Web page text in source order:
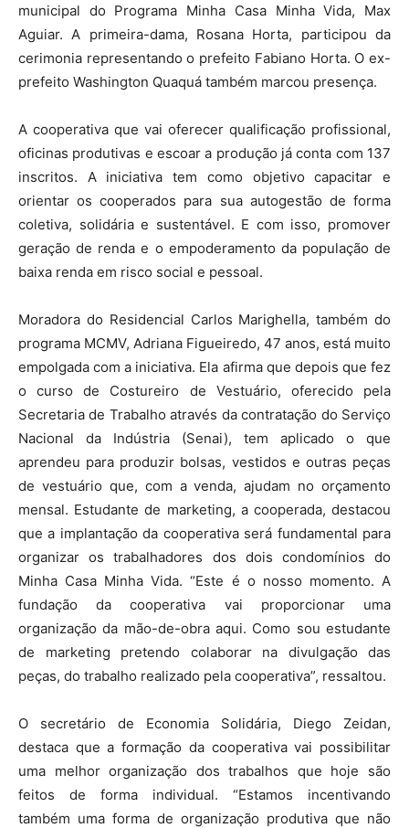
municipal do Programa Minha Casa Minha Vida, Max
Aguiar. A primeira-dama, Rosana Horta, participou da
cerimonia representando o prefeito Fabiano Horta. O ex-
prefeito Washington Quaquá também marcou presença.
A cooperativa que vai oferecer qualificação profissional,
oficinas produtivas e escoar a produção já conta com 137
inscritos. A iniciativa tem como objetivo capacitar e
orientar os cooperados para sua autogestão de forma
coletiva, solidária e sustentável. E com isso, promover
geração de renda e o empoderamento da população de
baixa renda em risco social e pessoal.
Moradora do Residencial Carlos Marighella, também do
programa MCMV, Adriana Figueiredo, 47 anos, está muito
empolgada com a iniciativa. Ela afirma que depois que fez
o curso de Costureiro de Vestuário, oferecido pela
Secretaria de Trabalho através da contratação do Serviço
Nacional da Indústria (Senai), tem aplicado o que
aprendeu para produzir bolsas, vestidos e outras peças
de vestuário que, com a venda, ajudam no orçamento
mensal. Estudante de marketing, a cooperada, destacou
que a implantação da cooperativa será fundamental para
organizar os trabalhadores dos dois condomínios do
Minha Casa Minha Vida. “Este é o nosso momento. A
fundação da cooperativa vai proporcionar uma
organização da mão-de-obra aqui. Como sou estudante
de marketing pretendo colaborar na divulgação das
peças, do trabalho realizado pela cooperativa”, ressaltou.
O secretário de Economia Solidária, Diego Zeidan,
destaca que a formação da cooperativa vai possibilitar
uma melhor organização dos trabalhos que hoje são
feitos de forma individual. “Estamos incentivando
também uma forma de organização produtiva que não